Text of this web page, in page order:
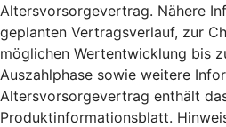
Altersvorsorgevertrag. Nähere
geplanten Vertragsverlauf, zur
möglichen Wertentwicklung bis
Auszahlphase sowie weitere
Altersvorsorgevertrag enthält
Produktinformationsblatt.